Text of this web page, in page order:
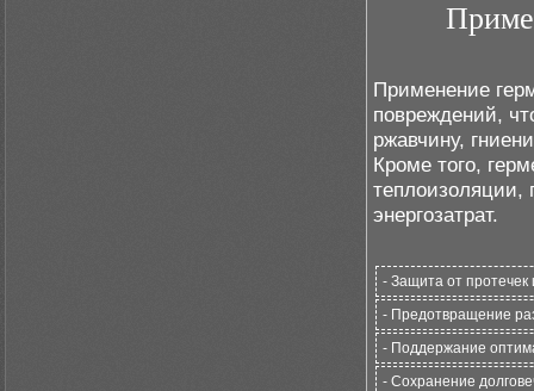
Применение
повреждений,
ржавчину,
Кроме того,
теплоизоляции,
энергозатрат.
- Защита от
- Предотвращение
- Поддержание
- Сохранение